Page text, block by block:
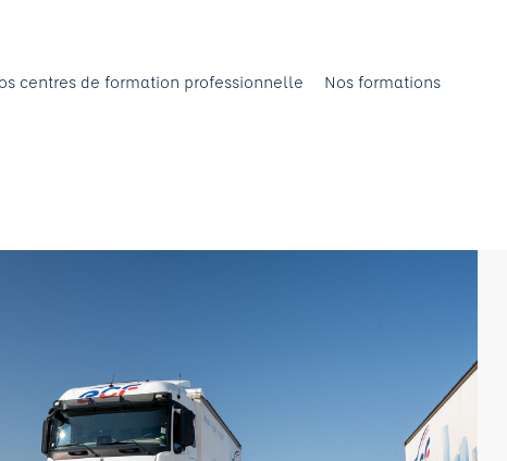
centres de formation professionnelle Nos formations